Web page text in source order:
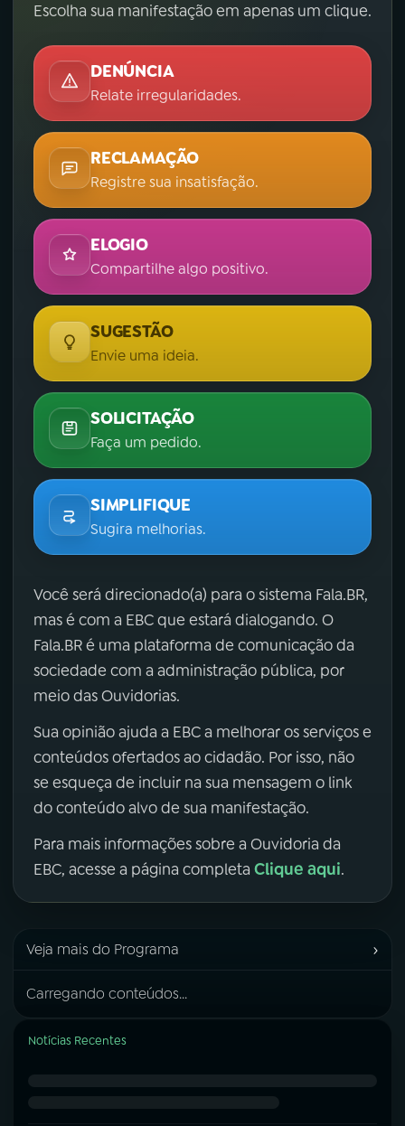
Escolha sua manifestação em apenas um clique.
DENÚNCIA
Relate irregularidades.
RECLAMAÇÃO
Registre sua insatisfação.
ELOGIO
Compartilhe algo positivo.
SUGESTÃO
Envie uma ideia.
SOLICITAÇÃO
Faça um pedido.
SIMPLIFIQUE
Sugira melhorias.
Você será direcionado(a) para o sistema Fala.BR,
mas é com a EBC que estará dialogando. O
Fala.BR é uma plataforma de comunicação da
sociedade com a administração pública, por
meio das Ouvidorias.
Sua opinião ajuda a EBC a melhorar os serviços e
conteúdos ofertados ao cidadão. Por isso, não
se esqueça de incluir na sua mensagem o link
do conteúdo alvo de sua manifestação.
Para mais informações sobre a Ouvidoria da
EBC, acesse a página completa Clique aqui.
Veja mais do Programa ›
Carregando conteúdos...
Notícias Recentes